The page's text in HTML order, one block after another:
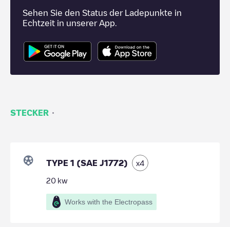
Sehen Sie den Status der Ladepunkte in
Echtzeit in unserer App.
STECKER ·
TYPE 1 (SAE J1772) x4
20 kw
Works with the Electropass